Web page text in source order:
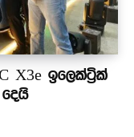
ඉලෙක්ට්‍රික්